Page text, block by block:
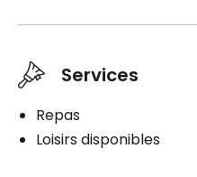
Services
Repas
Loisirs disponibles